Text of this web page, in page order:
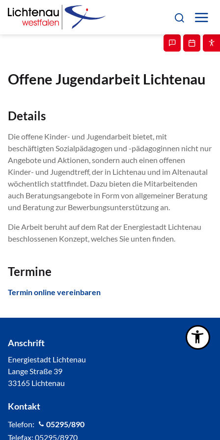
Offene Jugendarbeit Lichtenau
Details
Die offene Kinder- und Jugendarbeit bietet, mit
beschäftigten Sozialpädagogen und -pädagoginnen nicht nur
Angebote und Aktionen, sondern auch einen offenen
Kinder- und Jugendtreff, der in Lichtenau und im Altenautal
wöchentlich stattfindet. Dazu bieten die Mitarbeitenden
auch Beratungsangebote in Form von allgemeiner Beratung
und Beratung zur Bewerbungsunterstützung an.
Die Arbeit beruht auf dem Rat der Energiestadt Lichtenau
beschlossenen Konzept, welches Sie unten finden.
Termine
Termin online vereinbaren
Anschrift
Energiestadt Lichtenau
Lange Straße 39
33165 Lichtenau
Kontakt
Telefon:
05295/890
Telefax: 05295/8970